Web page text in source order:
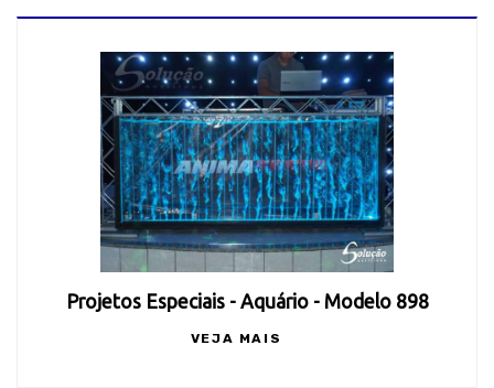
Projetos Especiais - Aquário - Modelo 898
VEJA MAIS